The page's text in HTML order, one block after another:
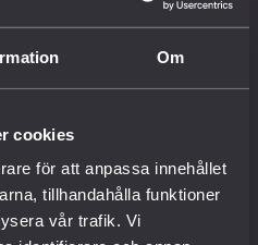
Om
cookies
för att anpassa innehållet
tillhandahålla funktioner
vår trafik. Vi
TILL
där du
länder dit svensk
exporteras